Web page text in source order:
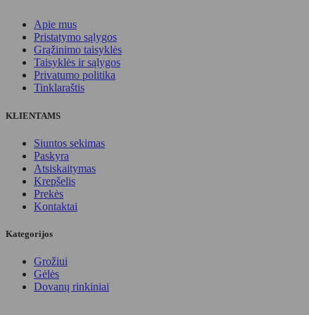
Apie mus
Pristatymo sąlygos
Grąžinimo taisyklės
Taisyklės ir sąlygos
Privatumo politika
Tinklaraštis
KLIENTAMS
Siuntos sekimas
Paskyra
Atsiskaitymas
Krepšelis
Prekės
Kontaktai
Kategorijos
Grožiui
Gėlės
Dovanų rinkiniai